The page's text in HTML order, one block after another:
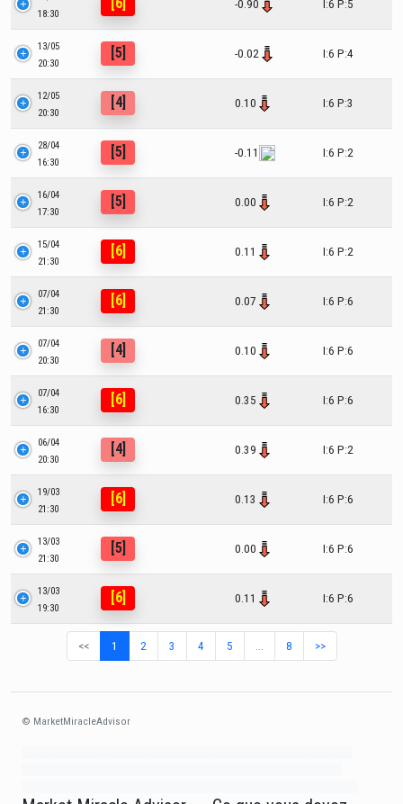
18:30
[6] -0.90 I:6 P:5
13/05
20:30
[5] -0.02 I:6 P:4
12/05
20:30
[4] 0.10 I:6 P:3
28/04
16:30
[5] -0.11 I:6 P:2
16/04
17:30
[5] 0.00 I:6 P:2
15/04
21:30
[6] 0.11 I:6 P:2
07/04
21:30
[6] 0.07 I:6 P:6
07/04
20:30
[4] 0.10 I:6 P:6
07/04
16:30
[6] 0.35 I:6 P:6
06/04
20:30
[4] 0.39 I:6 P:2
19/03
21:30
[6] 0.13 I:6 P:6
13/03
21:30
[5] 0.00 I:6 P:6
13/03
19:30
[6] 0.11 I:6 P:6
<< 1 2 3 4 5 8 >>
© MarketMiracleAdvisor